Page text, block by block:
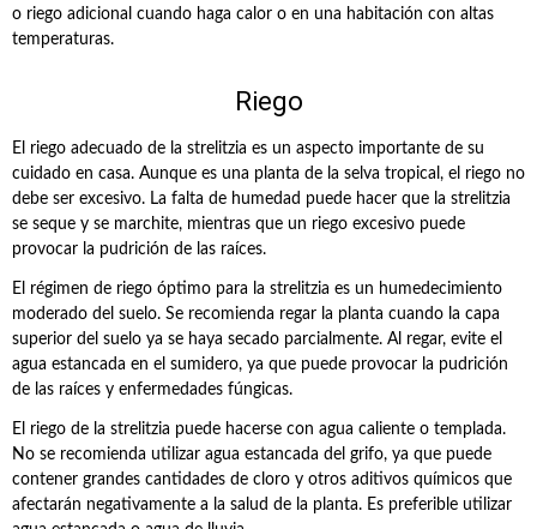
o riego adicional cuando haga calor o en una habitación con altas
temperaturas.
Riego
El riego adecuado de la strelitzia es un aspecto importante de su
cuidado en casa. Aunque es una planta de la selva tropical, el riego no
debe ser excesivo. La falta de humedad puede hacer que la strelitzia
se seque y se marchite, mientras que un riego excesivo puede
provocar la pudrición de las raíces.
El régimen de riego óptimo para la strelitzia es un humedecimiento
moderado del suelo. Se recomienda regar la planta cuando la capa
superior del suelo ya se haya secado parcialmente. Al regar, evite el
agua estancada en el sumidero, ya que puede provocar la pudrición
de las raíces y enfermedades fúngicas.
El riego de la strelitzia puede hacerse con agua caliente o templada.
No se recomienda utilizar agua estancada del grifo, ya que puede
contener grandes cantidades de cloro y otros aditivos químicos que
afectarán negativamente a la salud de la planta. Es preferible utilizar